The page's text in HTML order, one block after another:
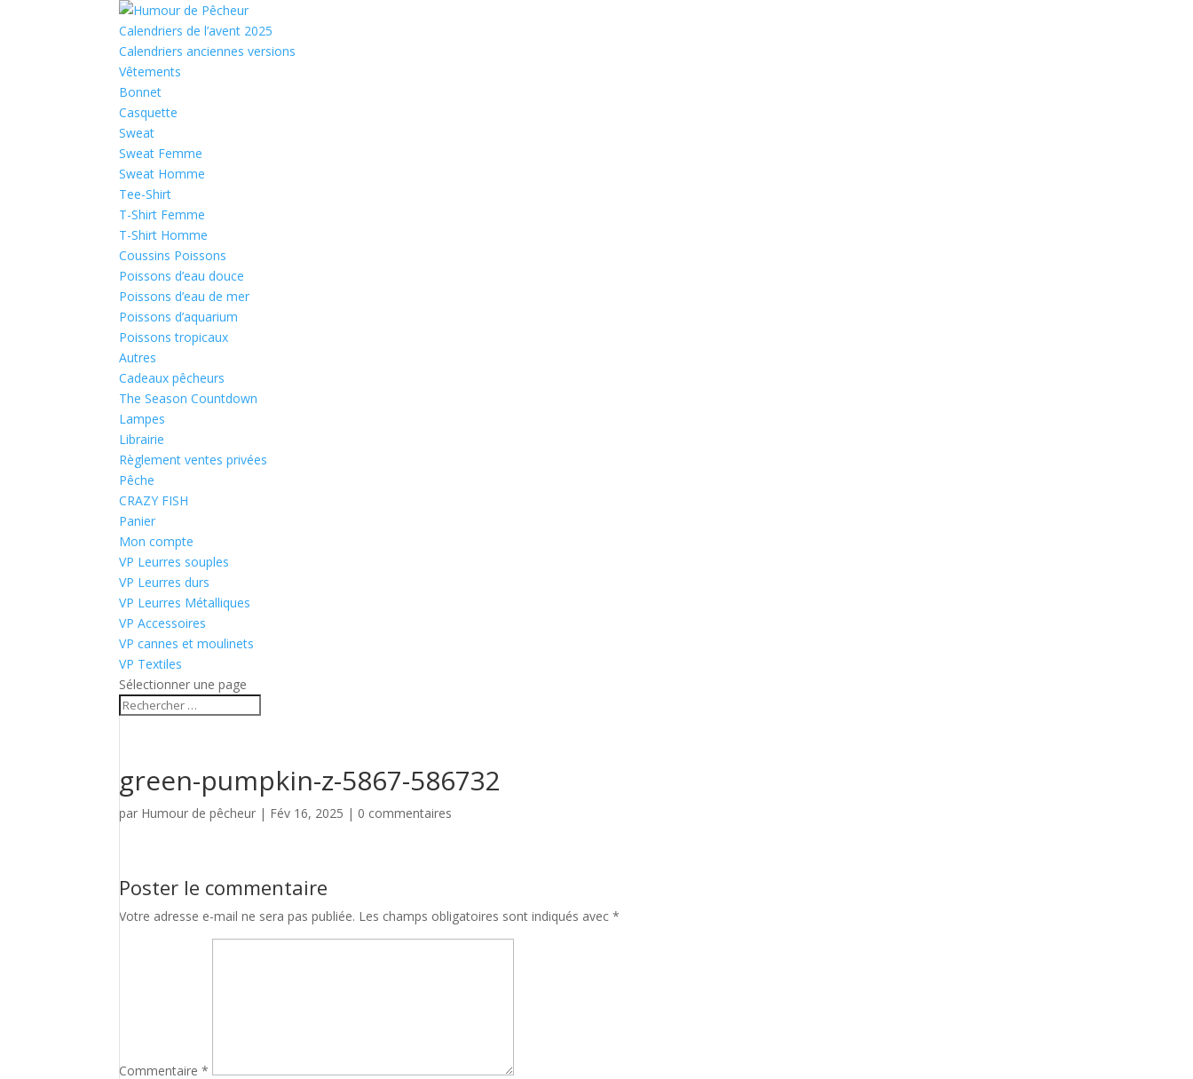
Calendriers de l’avent 2025
Calendriers anciennes versions
Vêtements
Bonnet
Casquette
Sweat
Sweat Femme
Sweat Homme
Tee-Shirt
T-Shirt Femme
T-Shirt Homme
Coussins Poissons
Poissons d’eau douce
Poissons d’eau de mer
Poissons d’aquarium
Poissons tropicaux
Autres
Cadeaux pêcheurs
The Season Countdown
Lampes
Librairie
Règlement ventes privées
Pêche
CRAZY FISH
Panier
Mon compte
VP Leurres souples
VP Leurres durs
VP Leurres Métalliques
VP Accessoires
VP cannes et moulinets
VP Textiles
Sélectionner une page
green-pumpkin-z-5867-586732
par Humour de pêcheur | Fév 16, 2025 | 0 commentaires
Poster le commentaire
Votre adresse e-mail ne sera pas publiée. Les champs obligatoires sont indiqués avec*
Commentaire*